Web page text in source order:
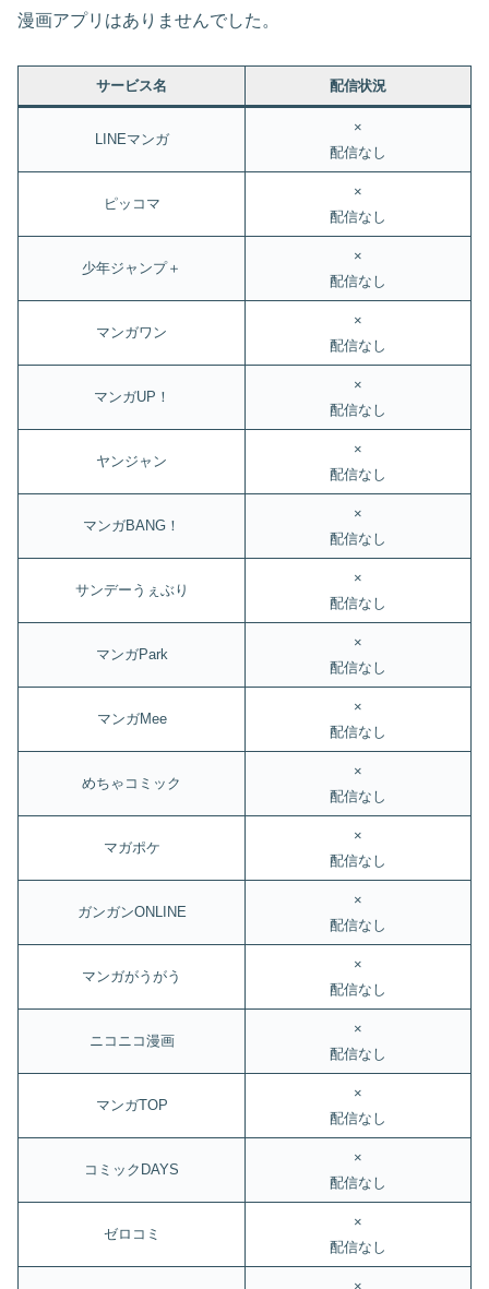
漫画アプリはありませんでした。
サービス名 配信状況
LINEマンガ
×
配信なし
ピッコマ
×
配信なし
少年ジャンプ＋
×
配信なし
マンガワン
×
配信なし
マンガUP！
×
配信なし
ヤンジャン
×
配信なし
マンガBANG！
×
配信なし
サンデーうぇぶり
×
配信なし
マンガPark
×
配信なし
マンガMee
×
配信なし
めちゃコミック
×
配信なし
マガポケ
×
配信なし
ガンガンONLINE
×
配信なし
マンガがうがう
×
配信なし
ニコニコ漫画
×
配信なし
マンガTOP
×
配信なし
コミックDAYS
×
配信なし
ゼロコミ
×
配信なし